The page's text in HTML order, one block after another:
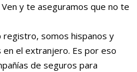
y te aseguramos que no te
registro, somos hispanos y
el extranjero. Es por eso
de seguros para